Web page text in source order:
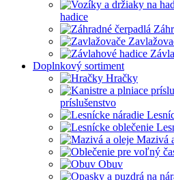
hadice
Doplnkový sortiment
Hračky
príslušenstvo
Mazivá
Obuv